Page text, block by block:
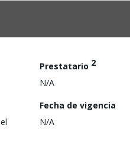
Prestatario 2
N/A
Fecha de vigencia
N/A